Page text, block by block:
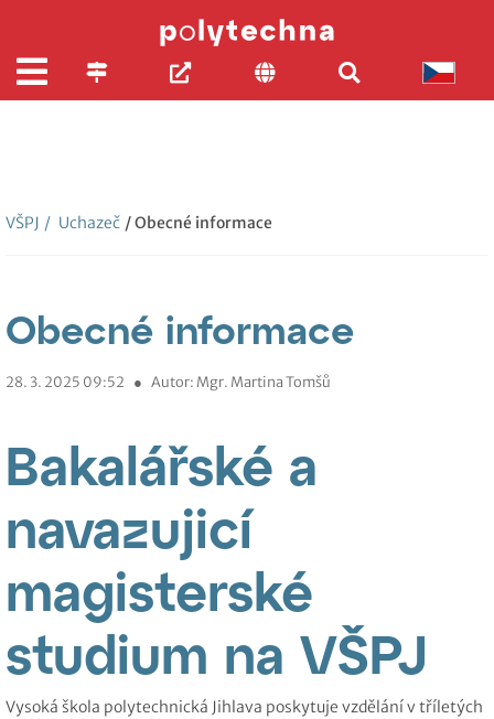
VŠPJ / Uchazeč / Obecné informace
Obecné informace
28. 3. 2025 09:52 ● Autor: Mgr. Martina Tomšů
Bakalářské a
navazujicí
magisterské
studium na VŠPJ
Vysoká škola polytechnická Jihlava poskytuje vzdělání v tříletých